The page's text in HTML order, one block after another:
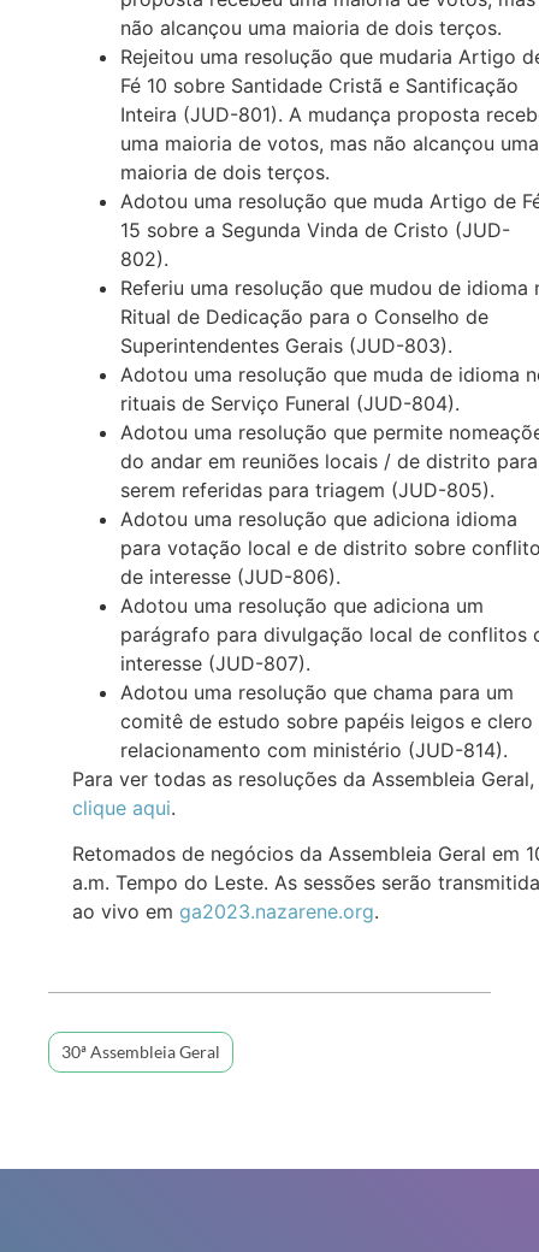
não alcançou uma maioria de dois terços.
Rejeitou uma resolução que mudaria Artigo
Fé 10 sobre Santidade Cristã e Santificação
Inteira (JUD-801). A mudança proposta
uma maioria de votos, mas não alcançou uma
maioria de dois terços.
Adotou uma resolução que muda Artigo de
15 sobre a Segunda Vinda de Cristo (JUD-
802).
Referiu uma resolução que mudou de idioma
Ritual de Dedicação para o Conselho de
Superintendentes Gerais (JUD-803).
Adotou uma resolução que muda de idioma
rituais de Serviço Funeral (JUD-804).
Adotou uma resolução que permite
do andar em reuniões locais / de distrito para
serem referidas para triagem (JUD-805).
Adotou uma resolução que adiciona idioma
para votação local e de distrito sobre
de interesse (JUD-806).
Adotou uma resolução que adiciona um
parágrafo para divulgação local de conflitos
interesse (JUD-807).
Adotou uma resolução que chama para um
comitê de estudo sobre papéis leigos e clero
relacionamento com ministério (JUD-814).
Para ver todas as resoluções da Assembleia Geral,
clique aqui.
Retomados de negócios da Assembleia Geral em
a.m. Tempo do Leste. As sessões serão
ao vivo em ga2023.nazarene.org.
30ª Assembleia Geral